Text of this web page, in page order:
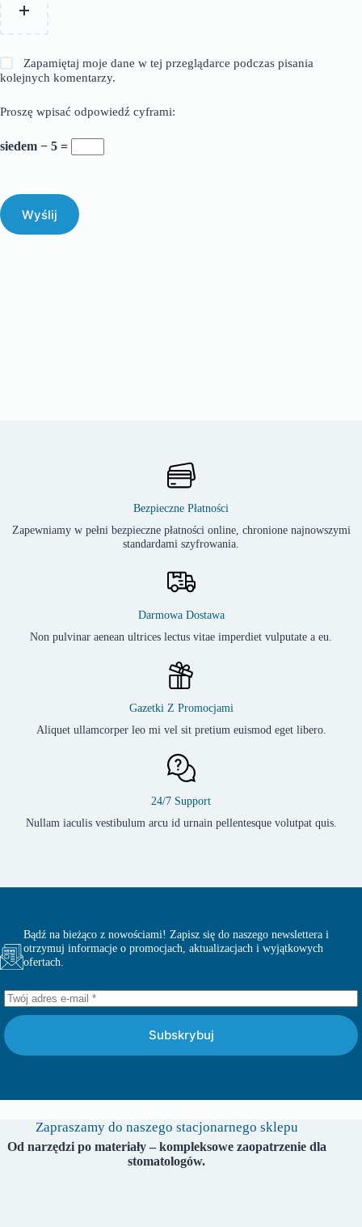
Zapamiętaj moje dane w tej przeglądarce podczas pisania
kolejnych komentarzy.
Proszę wpisać odpowiedź cyframi:
siedem − 5 =
Wyślij
Bezpieczne Płatności
Zapewniamy w pełni bezpieczne płatności online, chronione najnowszymi
standardami szyfrowania.
Darmowa Dostawa
Non pulvinar aenean ultrices lectus vitae imperdiet vulputate a eu.
Gazetki Z Promocjami
Aliquet ullamcorper leo mi vel sit pretium euismod eget libero.
24/7 Support
Nullam iaculis vestibulum arcu id urnain pellentesque volutpat quis.
Bądź na bieżąco z nowościami! Zapisz się do naszego newslettera i
otrzymuj informacje o promocjach, aktualizacjach i wyjątkowych
ofertach.
Subskrybuj
Zapraszamy do naszego stacjonarnego sklepu
Od narzędzi po materiały – kompleksowe zaopatrzenie dla
stomatologów.